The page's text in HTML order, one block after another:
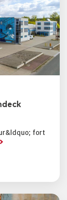
fort